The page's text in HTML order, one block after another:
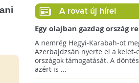
A rovat új hírei
Egy olajban gazdag ország
jövőre a COP29 klímacsúcsot
A nemrég Hegyi-Karabah-ot
Azerbajdzsán nyerte el a kelet-
országok támogatását. A
azért is ...